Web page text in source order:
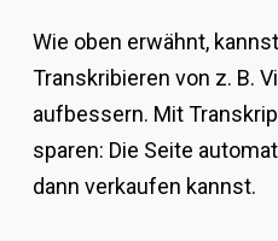
Wie oben erwähnt,
Transkribieren von z. B.
aufbessern. Mit
sparen: Die Seite
dann verkaufen kannst.